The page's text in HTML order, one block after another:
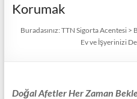
İçin
TTN
Fiyatlar,
Korumak
Buradasınız: TTN Sigorta Acentesi >
Ev ve İşyerinizi
Doğal Afetler Her Zaman